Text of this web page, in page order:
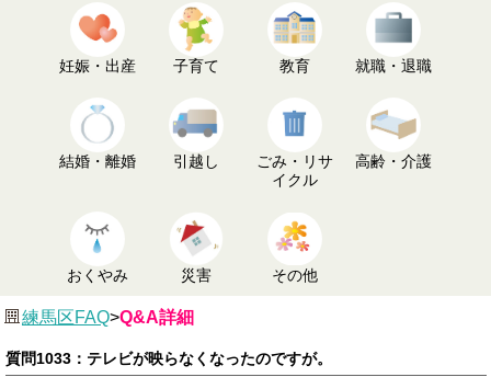
妊娠・出産 子育て 教育 就職・退職
結婚・離婚 引越し
ごみ・リサ
イクル
高齢・介護
おくやみ 災害 その他
練馬区FAQ>Q&A詳細
質問1033：テレビが映らなくなったのですが。